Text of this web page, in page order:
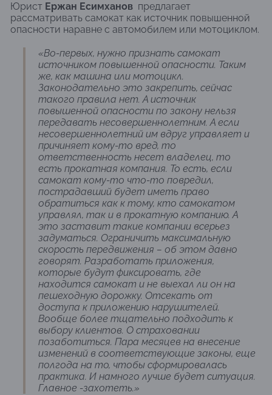
Юрист Ержан Есимханов предлагает
рассматривать самокат как источник повышенной
опасности наравне с автомобилем или мотоциклом.
«Во-первых, нужно признать самокат
источником повышенной опасности. Таким
же, как машина или мотоцикл.
Законодательно это закрепить, сейчас
такого правила нет. А источник
повышенной опасности по закону нельзя
передавать несовершеннолетним. А если
несовершеннолетний им вдруг управляет и
причиняет кому-то вред, то
ответственность несет владелец, то
есть прокатная компания. То есть, если
самокат кому-то что-то повредил,
пострадавший будет иметь право
обратиться как к тому, кто самокатом
управлял, так и в прокатную компанию. А
это заставит такие компании всерьез
задуматься. Ограничить максимальную
скорость передвижения – об этом давно
говорят. Разработать приложения,
которые будут фиксировать, где
находится самокат и не выехал ли он на
пешеходную дорожку. Отсекать от
доступа к приложению нарушителей.
Вообще более тщательно подходить к
выбору клиентов. О страховании
позаботиться. Пара месяцев на внесение
изменений в соответствующие законы, еще
полгода на то, чтобы сформировалась
практика. И намного лучше будет ситуация.
Главное -захотеть.»